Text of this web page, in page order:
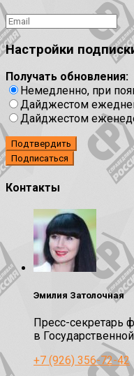
Настройки
Получать обновления:
Немедленно, при
Дайджестом
Дайджестом
Подтвердить
Контакты
Эмилия Затолочная
Пресс-секретарь
в
+7 (926) 356-72-42